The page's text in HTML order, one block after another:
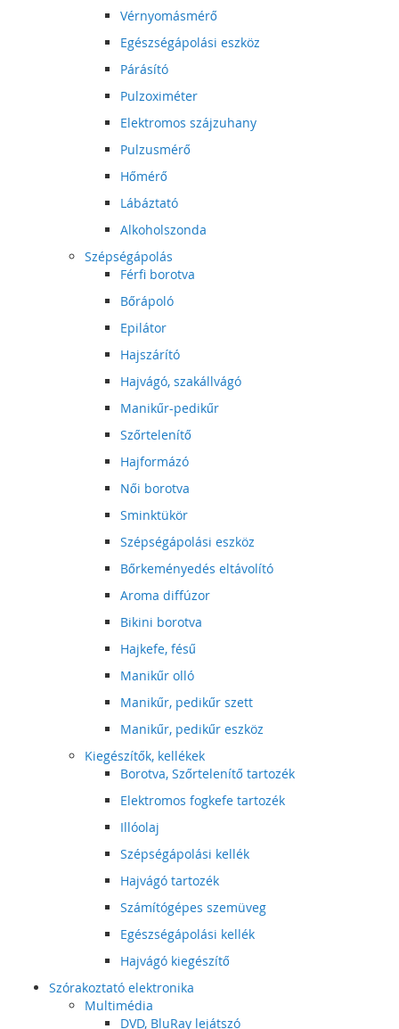
Vérnyomásmérő
Egészségápolási eszköz
Párásító
Pulzoximéter
Elektromos szájzuhany
Pulzusmérő
Hőmérő
Lábáztató
Alkoholszonda
Szépségápolás
Férfi borotva
Bőrápoló
Epilátor
Hajszárító
Hajvágó, szakállvágó
Manikűr-pedikűr
Szőrtelenítő
Hajformázó
Női borotva
Sminktükör
Szépségápolási eszköz
Bőrkeményedés eltávolító
Aroma diffúzor
Bikini borotva
Hajkefe, fésű
Manikűr olló
Manikűr, pedikűr szett
Manikűr, pedikűr eszköz
Kiegészítők, kellékek
Borotva, Szőrtelenítő tartozék
Elektromos fogkefe tartozék
Illóolaj
Szépségápolási kellék
Hajvágó tartozék
Számítógépes szemüveg
Egészségápolási kellék
Hajvágó kiegészítő
Szórakoztató elektronika
Multimédia
DVD, BluRay lejátszó